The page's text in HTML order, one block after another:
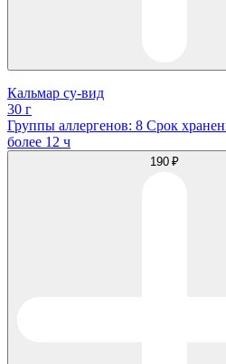
Кальмар су-вид
30 г
Группы аллергенов: 8 Срок
более 12 ч
190 ₽